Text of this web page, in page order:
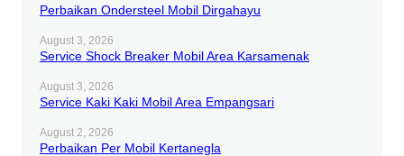
Perbaikan Ondersteel Mobil Dirgahayu
August 3, 2026
Service Shock Breaker Mobil Area Karsamenak
August 3, 2026
Service Kaki Kaki Mobil Area Empangsari
August 2, 2026
Perbaikan Per Mobil Kertanegla